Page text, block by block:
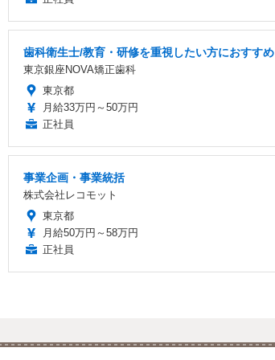
歯科衛生士/教育・研修を重視したい方におすすめ
東京銀座NOVA矯正歯科
東京都
月給33万円～50万円
正社員
事業企画・事業統括
株式会社レコモット
東京都
月給50万円～58万円
正社員